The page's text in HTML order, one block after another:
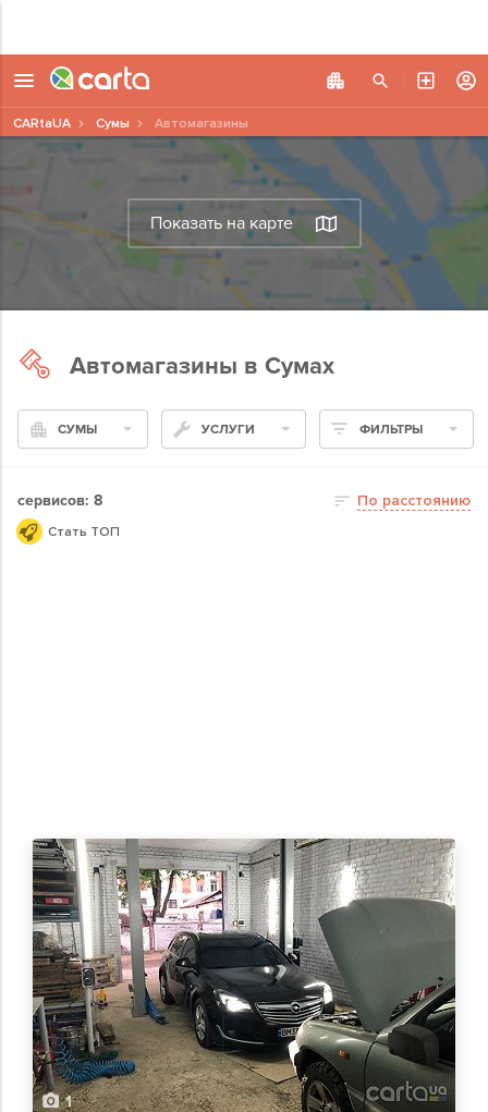
Показать на карте
CARtaUA Сумы Автомагазины
Автомагазины в Сумах
СУМЫ УСЛУГИ ФИЛЬТРЫ
сервисов: 8 По расстоянию
Стать ТОП
1